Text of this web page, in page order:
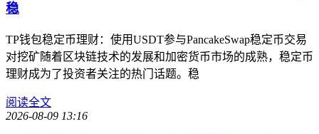
稳
TP钱包稳定币理财：使用USDT参与PancakeSwap稳定币交易
对挖矿随着区块链技术的发展和加密货币市场的成熟，稳定币
理财成为了投资者关注的热门话题。稳
阅读全文
2026-08-09 13:16